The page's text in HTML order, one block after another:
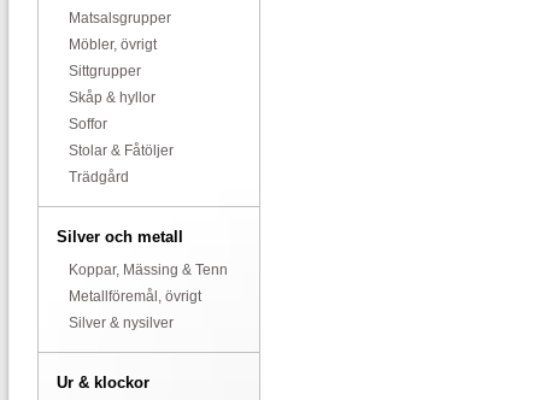
Matsalsgrupper
Möbler, övrigt
Sittgrupper
Skåp & hyllor
Soffor
Stolar & Fåtöljer
Trädgård
Silver och metall
Koppar, Mässing & Tenn
Metallföremål, övrigt
Silver & nysilver
Ur & klockor